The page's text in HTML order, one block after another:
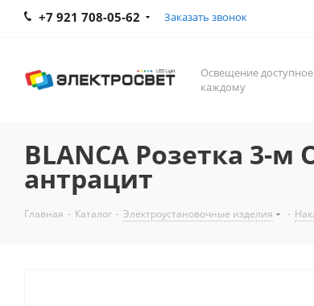
+7 921 708-05-62 Заказать звонок
Освещение доступное
каждому
BLANCA Розетка 3-
антрацит
Главная - Каталог - Электроустановочные изделия -